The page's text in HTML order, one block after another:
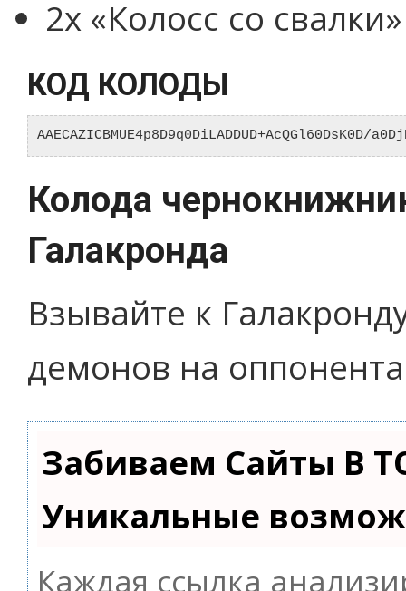
2x «Колосс со
КОД КОЛОДЫ
AAECAZICBMUE4p8D9q0DiLADDUD+AcQGl60DsK0D/
Колода
Галакронда
Взывайте к
демонов на
Забиваем Сайты В
Уникальные
Каждая ссылка